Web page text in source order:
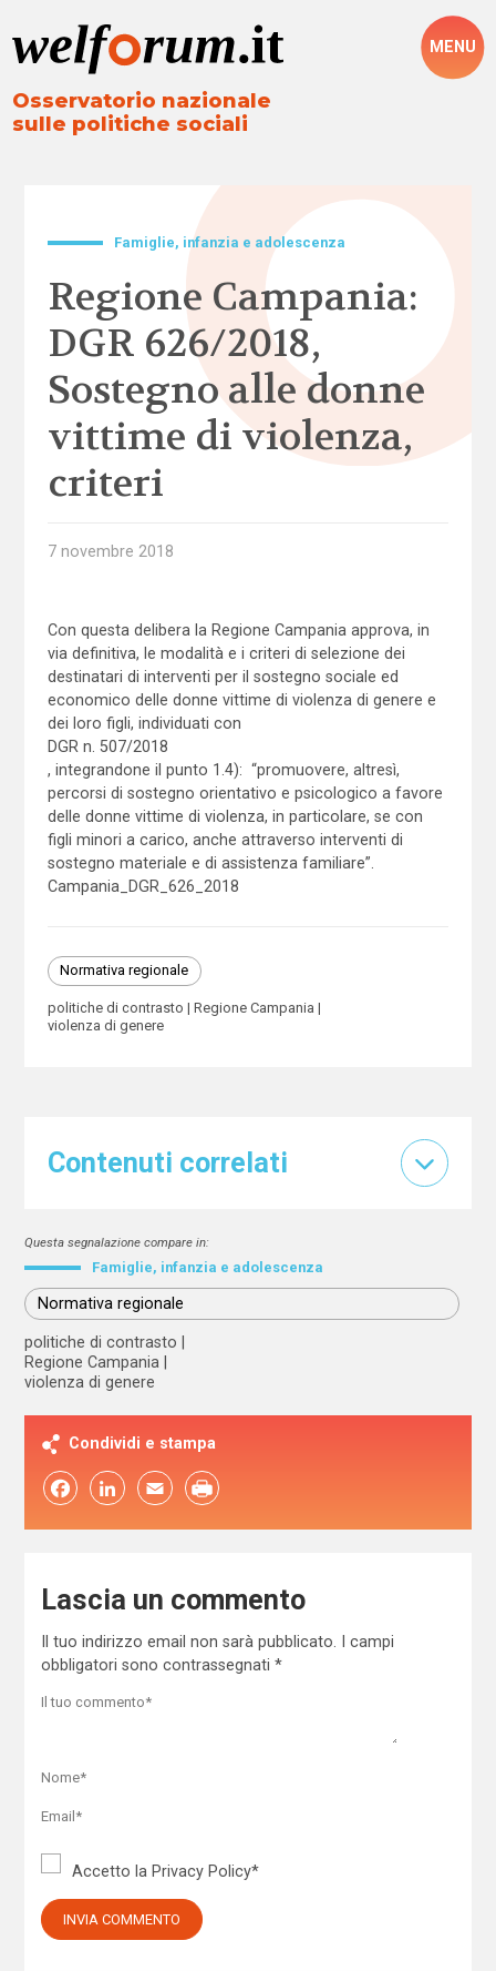
Osservatorio nazionale
sulle politiche sociali
MENU
Famiglie, infanzia e adolescenza
Regione Campania:
DGR 626/2018,
Sostegno alle donne
vittime di violenza,
criteri
7 novembre 2018
Con questa delibera la Regione Campania approva, in
via definitiva, le modalità e i criteri di selezione dei
destinatari di interventi per il sostegno sociale ed
economico delle donne vittime di violenza di genere e
dei loro figli, individuati con
DGR n. 507/2018
, integrandone il punto 1.4): “promuovere, altresì,
percorsi di sostegno orientativo e psicologico a favore
delle donne vittime di violenza, in particolare, se con
figli minori a carico, anche attraverso interventi di
sostegno materiale e di assistenza familiare”.
Campania_DGR_626_2018
Normativa regionale
politiche di contrasto
Regione Campania
violenza di genere
Contenuti correlati
Questa segnalazione compare in:
Famiglie, infanzia e adolescenza
Normativa regionale
politiche di contrasto
Regione Campania
violenza di genere
Condividi e stampa
FacebookLinkedIn Email
Lascia un commento
Il tuo indirizzo email non sarà pubblicato.
I campi
obbligatori sono contrassegnati *
Accetto la Privacy Policy*